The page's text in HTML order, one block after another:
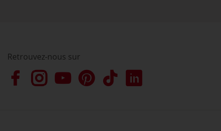
Retrouvez-nous sur